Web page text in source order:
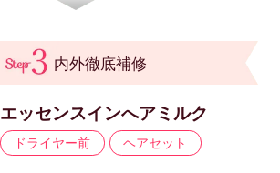
内外徹底補修
エッセンスインへアミルク
ドライヤー前 ヘアセット